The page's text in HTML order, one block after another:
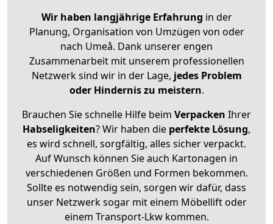
Wir haben langjährige Erfahrung in der
Planung, Organisation von Umzügen von oder
nach Umeå. Dank unserer engen
Zusammenarbeit mit unserem professionellen
Netzwerk sind wir in der Lage, jedes Problem
oder Hindernis zu meistern.
Brauchen Sie schnelle Hilfe beim Verpacken Ihrer
Habseligkeiten? Wir haben die perfekte Lösung,
es wird schnell, sorgfältig, alles sicher verpackt.
Auf Wunsch können Sie auch Kartonagen in
verschiedenen Größen und Formen bekommen.
Sollte es notwendig sein, sorgen wir dafür, dass
unser Netzwerk sogar mit einem Möbellift oder
einem Transport-Lkw kommen.